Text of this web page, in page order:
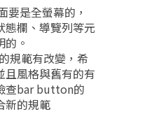
要是全螢幕的，
態欄、導覽列等元
。
規範有改變，希
且風格與舊有的有
查bar button的
新的規範